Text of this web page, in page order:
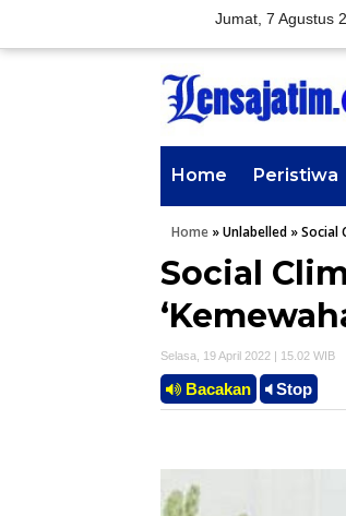
Jumat, 7 Agustus
Home Peristiwa
Home »Unlabelled »Social
Social
Selasa, 19 April 2022 | 15.02 WIB
Bacakan Stop